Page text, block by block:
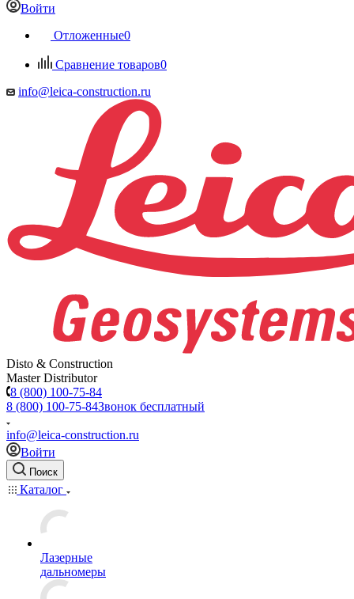
Войти
Отложенные0
Сравнение товаров0
info@leica-construction.ru
Disto & Construction
Master Distributor
8 (800) 100-75-84
8 (800) 100-75-84Звонок бесплатный
info@leica-construction.ru
Войти
Поиск
Каталог
Лазерные
дальномеры